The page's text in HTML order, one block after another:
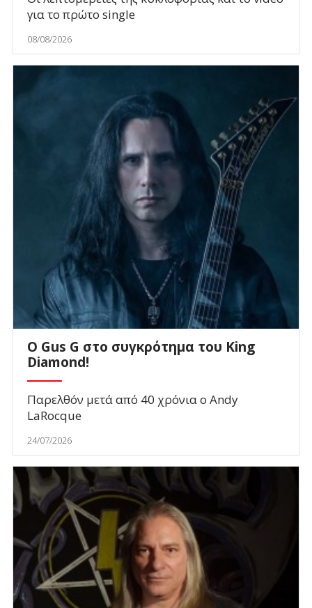
για το πρώτο single
08/08/2026
O Gus G στο συγκρότημα του King
Diamond!
Παρελθόν μετά από 40 χρόνια ο Andy
LaRocque
24/07/2026